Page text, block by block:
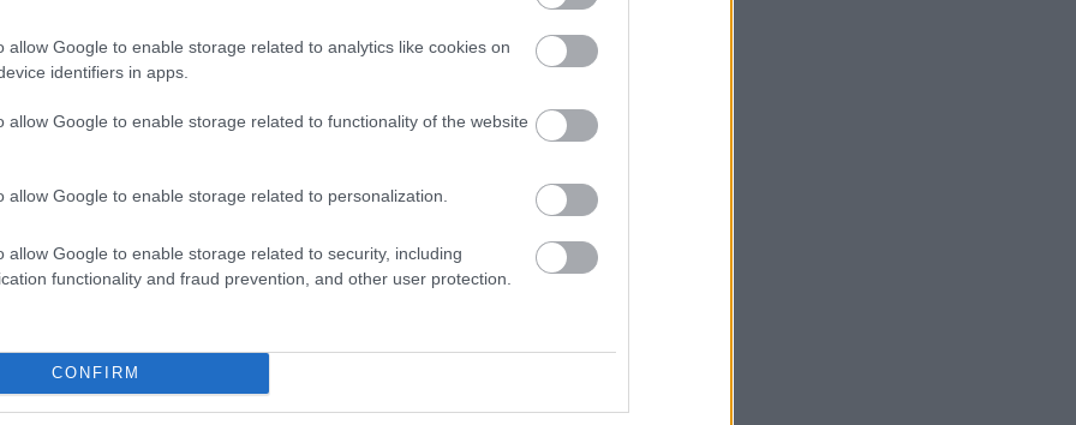
allow Google to enable storage related to analytics like cookies on
identifiers in apps.
allow Google to enable storage related to functionality of the website
allow Google to enable storage related to personalization.
allow Google to enable storage related to security, including
functionality and fraud prevention, and other user protection.
CONFIRM
belül nyilvánosan senki sem fogalmazott
arról beszélt, hogy a dolgozók nem
hanem mert „ilyen a kultúra”.
csak senki sem mondja ki hangosan,
arról is beszélt, hogy ezt nem feltétlenül
De ha benne vagy ebben a
adódik lehetőséged arra, hogy